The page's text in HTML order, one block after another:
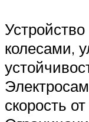
колесами,
скорость